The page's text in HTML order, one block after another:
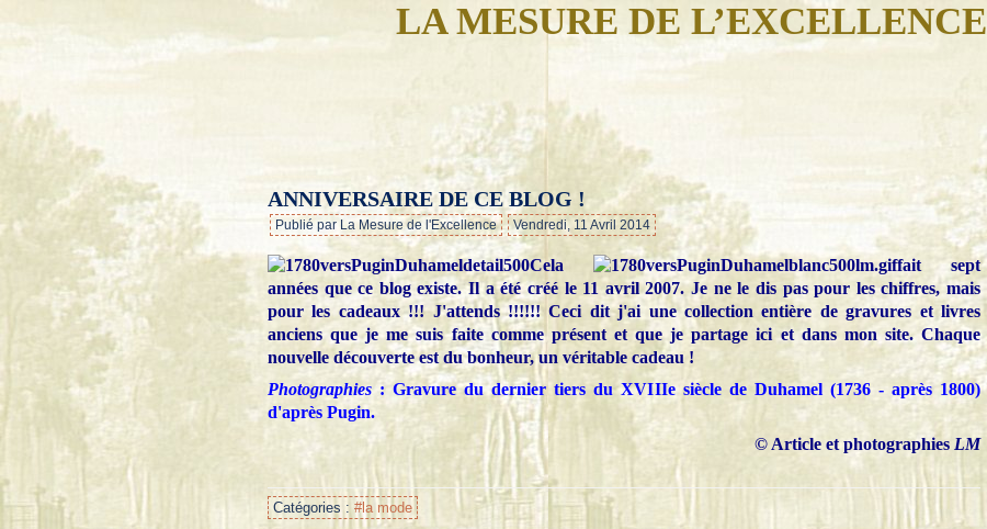
LA MESURE DE L’EXCELLENCE
…
ANNIVERSAIRE DE CE BLOG !
Publié par La Mesure de l'Excellence Vendredi, 11 Avril 2014
Cela
fait sept
années que ce blog existe. Il a été créé le 11 avril 2007. Je ne le dis pas pour les chiffres, mais
pour les cadeaux !!! J'attends !!!!!! Ceci dit j'ai une collection entière de gravures et livres
anciens que je me suis faite comme présent et que je partage ici et dans mon site. Chaque
nouvelle découverte est du bonheur, un véritable cadeau !
Photographies: Gravure du dernier tiers du XVIIIe siècle de Duhamel (1736 - après 1800)
d'après Pugin.
© Article et photographies LM
Catégories : #la mode